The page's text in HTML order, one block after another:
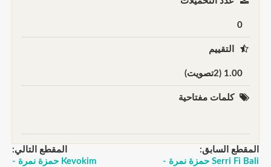
0
التقييم
1.00 (2تصويت)
كلمات مفتاحية
المقطع السابق:
Serri Fi Bali حمزة نمرة -
المقطع التالي:
Kevokim حمزة نمرة -